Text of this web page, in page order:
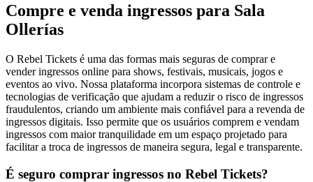
Compre e venda ingressos para Sala
Ollerías
O Rebel Tickets é uma das formas mais seguras de comprar e
vender ingressos online para shows, festivais, musicais, jogos e
eventos ao vivo. Nossa plataforma incorpora sistemas de controle e
tecnologias de verificação que ajudam a reduzir o risco de ingressos
fraudulentos, criando um ambiente mais confiável para a revenda de
ingressos digitais. Isso permite que os usuários comprem e vendam
ingressos com maior tranquilidade em um espaço projetado para
facilitar a troca de ingressos de maneira segura, legal e transparente.
É seguro comprar ingressos no Rebel Tickets?